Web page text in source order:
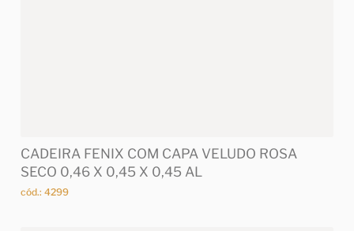
CADEIRA FENIX COM CAPA VELUDO ROSA
SECO 0,46 X 0,45 X 0,45 AL
cód.: 4299